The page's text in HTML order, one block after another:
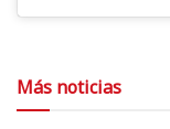
Más noticias